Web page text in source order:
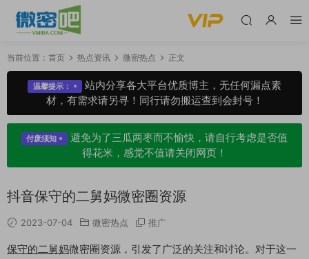
当前位置： 首页 热点资讯 微密热点 正文
温馨提示：
站内分享各大平台优质博主，无任何漏点素
材，有需求请另寻！同行请勿搬运查到会封号！
付废须知
避免为了三瓜两枣而不愉快，请自行考虑是否值
得花米，感觉不值请关闭网页！
抖音保守的二舅妈微密圈资源
2023-07-04 微密热点 推广
保守的二舅妈微密圈资源，引发了广泛的关注和讨论。对于这一